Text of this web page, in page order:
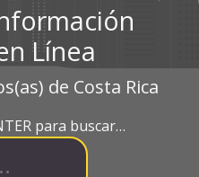
Línea
de Costa Rica
para buscar…